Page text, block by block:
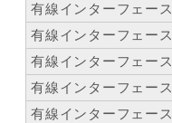
有線インターフェース
有線インターフェース
有線インターフェース
有線インターフェース
有線インターフェース